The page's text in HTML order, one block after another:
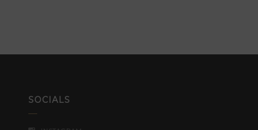
SOCIALS